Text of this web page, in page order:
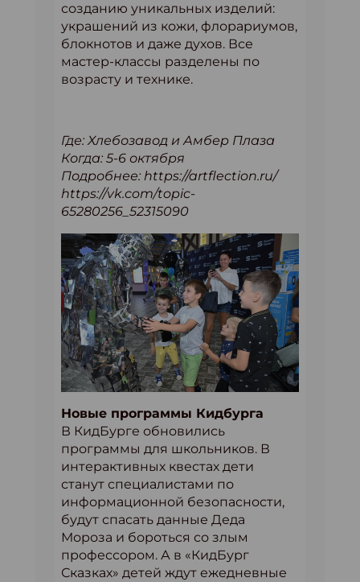
созданию уникальных изделий:
украшений из кожи, флорариумов,
блокнотов и даже духов. Все
мастер-классы разделены по
возрасту и технике.
Где: Хлебозавод и Амбер Плаза
Когда: 5-6 октября
Подробнее: https://artflection.ru/
https://vk.com/topic-
65280256_52315090
Новые программы Кидбурга
В КидБурге обновились
программы для школьников. В
интерактивных квестах дети
станут специалистами по
информационной безопасности,
будут спасать данные Деда
Мороза и бороться со злым
профессором. А в «КидБург
Сказках» детей ждут ежедневные